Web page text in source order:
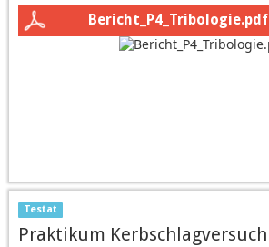
Bericht_P4_Tribologie.pdf
Testat
Praktikum Kerbschlagversuch